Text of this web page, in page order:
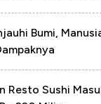
Bumi,
Resto Sushi